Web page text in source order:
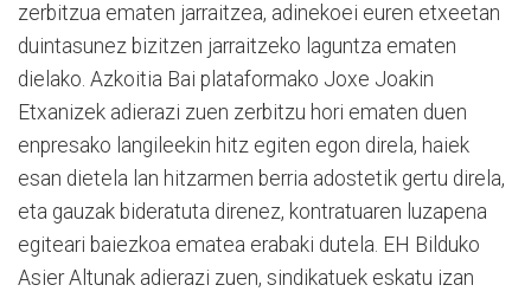
zerbitzua ematen jarraitzea, adinekoei euren etxeetan
duintasunez bizitzen jarraitzeko laguntza ematen
dielako. Azkoitia Bai plataformako Joxe Joakin
Etxanizek adierazi zuen zerbitzu hori ematen duen
enpresako langileekin hitz egiten egon direla, haiek
esan dietela lan hitzarmen berria adostetik gertu direla,
eta gauzak bideratuta direnez, kontratuaren luzapena
egiteari baiezkoa ematea erabaki dutela. EH Bilduko
Asier Altunak adierazi zuen, sindikatuek eskatu izan